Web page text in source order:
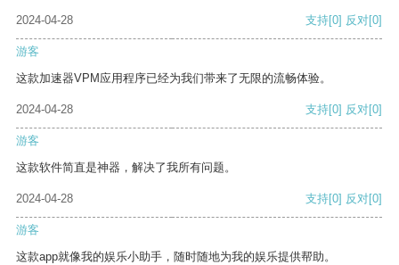
2024-04-28
支持[0] 反对[0]
游客
这款加速器VPM应用程序已经为我们带来了无限的流畅体验。
2024-04-28 支持[0] 反对[0]
游客
这款软件简直是神器，解决了我所有问题。
2024-04-28 支持[0] 反对[0]
游客
这款app就像我的娱乐小助手，随时随地为我的娱乐提供帮助。